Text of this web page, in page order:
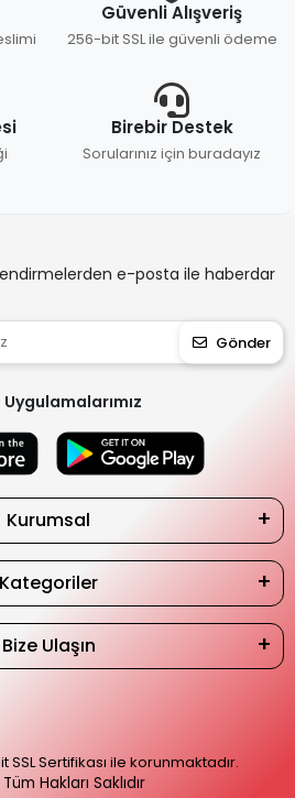
Güvenli Alışveriş
256-bit SSL ile güvenli ödeme
Birebir Destek
Sorularınız için buradayız
e-posta ile haberdar
Gönder
Kurumsal
Kategoriler
Bize Ulaşın
Sertifikası ile korunmaktadır.
Tüm Hakları Saklıdır